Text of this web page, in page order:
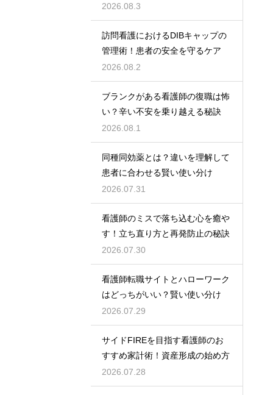
2026.08.3
訪問看護におけるDIBキャップの
管理術！患者の安全を守るケア
2026.08.2
ブランクがある看護師の復職は怖
い？辛い不安を乗り越える秘訣
2026.08.1
同種同効薬とは？違いを理解して
患者に合わせる賢い使い分け
2026.07.31
看護師のミスで落ち込む心を癒や
す！立ち直り方と再発防止の秘訣
2026.07.30
看護師転職サイトとハローワーク
はどっちがいい？賢い使い分け
2026.07.29
サイドFIREを目指す看護師のお
すすめ家計術！資産形成の始め方
2026.07.28